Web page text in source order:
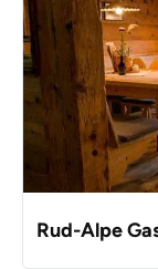
Rud-Alpe